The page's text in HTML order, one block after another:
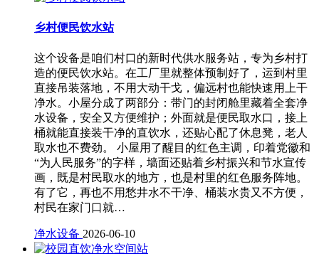
乡村便民饮水站
这个设备是咱们村口的新时代供水服务站，专为乡村打
造的便民饮水站。在工厂里就整体预制好了，运到村里
直接吊装落地，不用大动干戈，偏远村也能快速用上干
净水。小屋分成了两部分：带门的封闭舱里藏着全套净
水设备，安全又方便维护；外面就是便民取水口，接上
桶就能直接装干净的直饮水，还贴心配了休息凳，老人
取水也不费劲。 小屋用了醒目的红色主调，印着党徽和
“为人民服务”的字样，墙面还贴着乡村振兴和节水宣传
画，既是村民取水的地方，也是村里的红色服务阵地。
有了它，再也不用愁井水不干净、桶装水贵又不方便，
村民在家门口就…
净水设备 2026-06-10